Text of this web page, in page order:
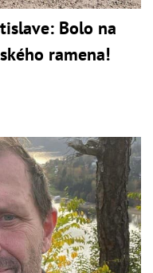
Bolo na
ramena!